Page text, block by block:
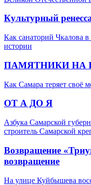
Культурный
Как санаторий Чкалова
истории
ПАМЯТНИКИ НА
Как Самара теряет своё
ОТ А ДО Я
Азбука Самарской
строитель Самарской
Возвращение
возвращение
На улице Куйбышева